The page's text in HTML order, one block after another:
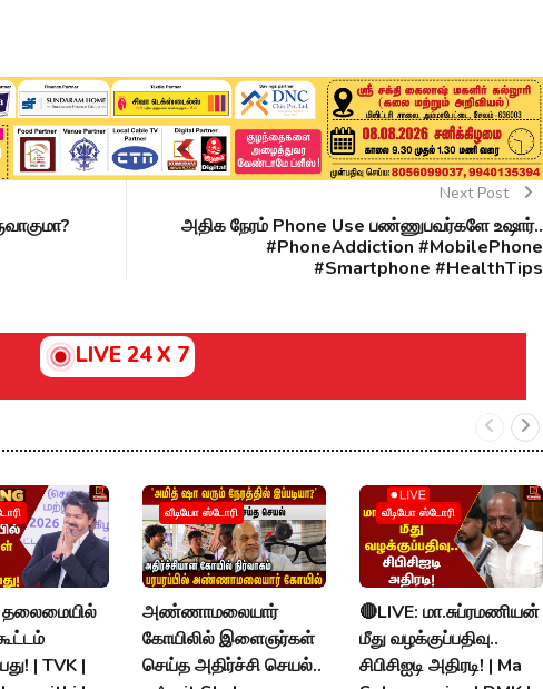
Next Post
அதிக நேரம் Phone Use பண்ணுபவர்களே உஷார்..
#PhoneAddiction #MobilePhone
#Smartphone #HealthTips
LIVE 24 X 7
தலைமையில்
| TVK |
வீடியோ ஸ்டோரி
அண்ணாமலையார்
கோயிலில் இளைஞர்கள்
செய்த அதிர்ச்சி செயல்..
வீடியோ ஸ்டோரி
🔴LIVE: மா.சுப்ரமணியன்
மீது வழக்குப்பதிவு..
சிபிசிஐடி அதிரடி! | Ma